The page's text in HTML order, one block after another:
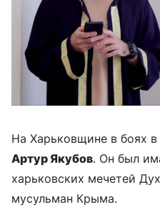
На Харьковщине в боях в
Артур Якубов. Он был
харьковских мечетей
мусульман Крыма.